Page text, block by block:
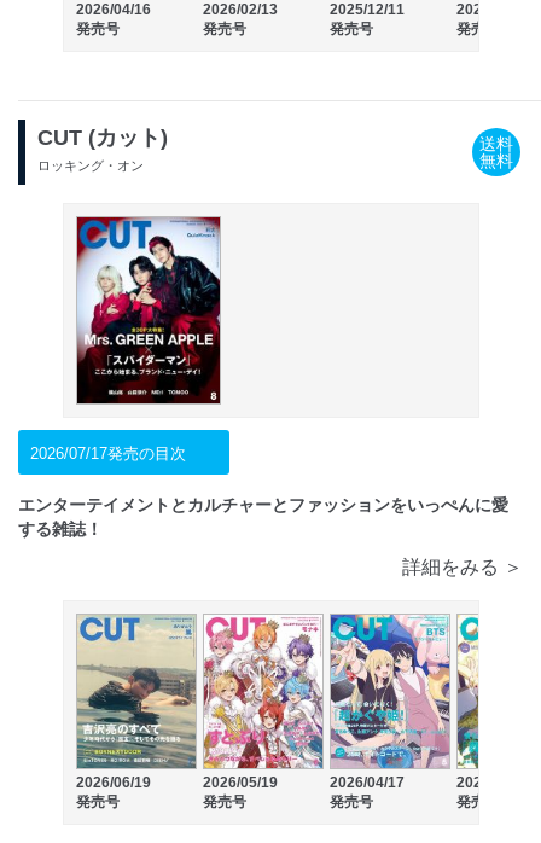
2026/04/16
発売号
2026/02/13
発売号
2025/12/11
発売号
2025/10/08
発売号
CUT (カット)
ロッキング・オン
送料
無料
2026/07/17発売の目次
エンターテイメントとカルチャーとファッションをいっぺんに愛
する雑誌！
詳細をみる ＞
2026/06/19
発売号
2026/05/19
発売号
2026/04/17
発売号
2026/03/19
発売号